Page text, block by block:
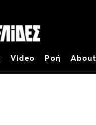
Video Ροή About